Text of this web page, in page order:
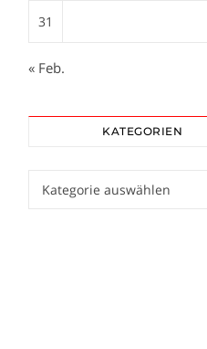
31
« Feb.
KATEGORIEN
Kategorien